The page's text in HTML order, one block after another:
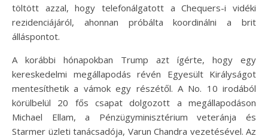
töltött azzal, hogy telefonálgatott a Chequers-i vidéki
rezidenciájáról, ahonnan próbálta koordinálni a brit
álláspontot.
A korábbi hónapokban Trump azt ígérte, hogy egy
kereskedelmi megállapodás révén Egyesült Királyságot
mentesíthetik a vámok egy részétől. A No. 10 irodából
körülbelül 20 fős csapat dolgozott a megállapodáson
Michael Ellam, a Pénzügyminisztérium veteránja és
Starmer üzleti tanácsadója, Varun Chandra vezetésével. Az